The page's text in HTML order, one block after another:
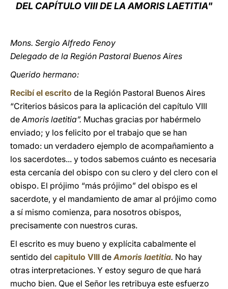
DEL CAPÍTULO VIII DE LA AMORIS LAETITIA"
Mons. Sergio Alfredo Fenoy
Delegado de la Región Pastoral Buenos Aires
Querido hermano:
Recibí el escrito de la Región Pastoral Buenos Aires
“Criterios básicos para la aplicación del capítulo VIII
deAmoris laetitia”. Muchas gracias por habérmelo
enviado; y los felicito por el trabajo que se han
tomado: un verdadero ejemplo de acompañamiento a
los sacerdotes... y todos sabemos cuánto es necesaria
esta cercanía del obispo con su clero y del clero con el
obispo. El prójimo “más prójimo” del obispo es el
sacerdote, y el mandamiento de amar al prójimo como
a sí mismo comienza, para nosotros obispos,
precisamente con nuestros curas.
El escrito es muy bueno y explícita cabalmente el
sentido del capitulo VIII de Amoris laetitia. No hay
otras interpretaciones. Y estoy seguro de que hará
mucho bien. Que el Señor les retribuya este esfuerzo